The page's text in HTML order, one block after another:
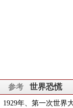
世界恐慌
1929年、第一次世界